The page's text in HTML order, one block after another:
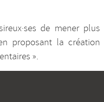
de mener plus
proposant la création
».